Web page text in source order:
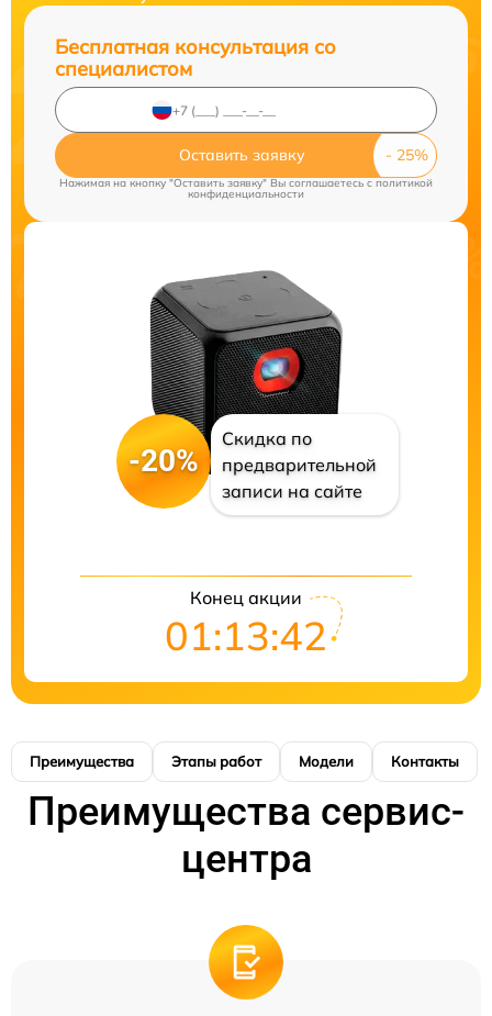
Бесплатная консультация со
специалистом
Оставить заявку
Нажимая на кнопку "Оставить заявку" Вы соглашаетесь c политикой
конфиденциальности
-20%
Скидка по
предварительной
записи на сайте
Конец акции
01:13:41
Преимущества Этапы работ Модели Контакты
Преимущества сервис-
центра